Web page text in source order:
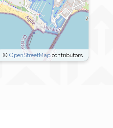
© OpenStreetMapcontributors.